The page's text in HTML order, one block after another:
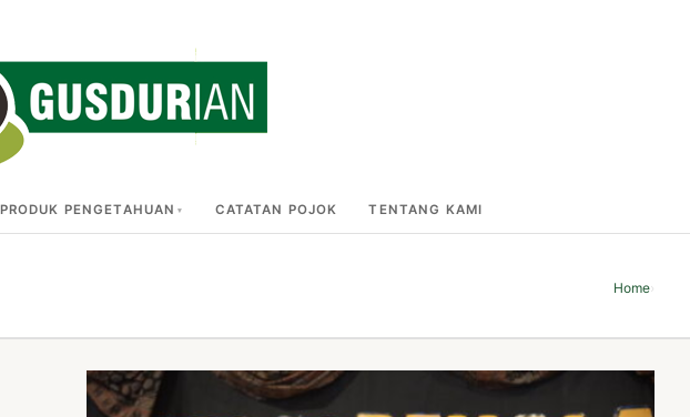
PRODUK PENGETAHUAN CATATAN POJOK TENTANG KAMI
Home›